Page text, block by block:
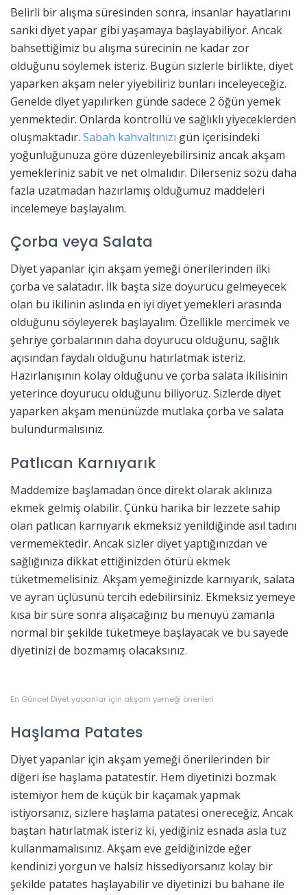
Belirli bir alışma süresinden sonra, insanlar hayatlarını
sanki diyet yapar gibi yaşamaya başlayabiliyor. Ancak
bahsettiğimiz bu alışma sürecinin ne kadar zor
olduğunu söylemek isteriz. Bugün sizlerle birlikte, diyet
yaparken akşam neler yiyebiliriz bunları inceleyeceğiz.
Genelde diyet yapılırken günde sadece 2 öğün yemek
yenmektedir. Onlarda kontrollü ve sağlıklı yiyeceklerden
oluşmaktadır. Sabah kahvaltınızı gün içerisindeki
yoğunluğunuza göre düzenleyebilirsiniz ancak akşam
yemekleriniz sabit ve net olmalıdır. Dilerseniz sözü daha
fazla uzatmadan hazırlamış olduğumuz maddeleri
incelemeye başlayalım.
Çorba veya Salata
Diyet yapanlar için akşam yemeği önerilerinden ilki
çorba ve salatadır. İlk başta size doyurucu gelmeyecek
olan bu ikilinin aslında en iyi diyet yemekleri arasında
olduğunu söyleyerek başlayalım. Özellikle mercimek ve
şehriye çorbalarının daha doyurucu olduğunu, sağlık
açısından faydalı olduğunu hatırlatmak isteriz.
Hazırlanışının kolay olduğunu ve çorba salata ikilisinin
yeterince doyurucu olduğunu biliyoruz. Sizlerde diyet
yaparken akşam menünüzde mutlaka çorba ve salata
bulundurmalısınız.
Patlıcan Karnıyarık
Maddemize başlamadan önce direkt olarak aklınıza
ekmek gelmiş olabilir. Çünkü harika bir lezzete sahip
olan patlıcan karnıyarık ekmeksiz yenildiğinde asıl tadını
vermemektedir. Ancak sizler diyet yaptığınızdan ve
sağlığınıza dikkat ettiğinizden ötürü ekmek
tüketmemelisiniz. Akşam yemeğinizde karnıyarık, salata
ve ayran üçlüsünü tercih edebilirsiniz. Ekmeksiz yemeye
kısa bir süre sonra alışacağınız bu menüyü zamanla
normal bir şekilde tüketmeye başlayacak ve bu sayede
diyetinizi de bozmamış olacaksınız.
En Güncel Diyet yapanlar için akşam yemeği önerileri
Haşlama Patates
Diyet yapanlar için akşam yemeği önerilerinden bir
diğeri ise haşlama patatestir. Hem diyetinizi bozmak
istemiyor hem de küçük bir kaçamak yapmak
istiyorsanız, sizlere haşlama patatesi önereceğiz. Ancak
baştan hatırlatmak isteriz ki, yediğiniz esnada asla tuz
kullanmamalısınız. Akşam eve geldiğinizde eğer
kendinizi yorgun ve halsiz hissediyorsanız kolay bir
şekilde patates haşlayabilir ve diyetinizi bu bahane ile